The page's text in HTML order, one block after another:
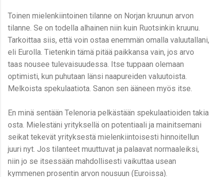
Toinen mielenkiintoinen tilanne on Norjan kruunun arvon
tilanne. Se on todella alhainen niin kuin Ruotsinkin kruunu.
Tarkoittaa siis, että voin ostaa enemmän omalla valuutallani,
eli Eurolla. Tietenkin tämä pitää paikkansa vain, jos arvo
taas nousee tulevaisuudessa. Itse tuppaan olemaan
optimisti, kun puhutaan länsi naapureiden valuutoista.
Melkoista spekulaatiota. Sanon sen ääneen myös itse.
En minä sentään Telenoria pelkästään spekulaatioiden takia
osta. Mielestäni yrityksellä on potentiaali ja mainitsemani
seikat tekevät yrityksestä mielenkiintoisesti hinnoitellun
juuri nyt. Jos tilanteet muuttuvat ja palaavat normaaleiksi,
niin jo se itsessään mahdollisesti vaikuttaa usean
kymmenen prosentin arvon nousuun (Euroissa).